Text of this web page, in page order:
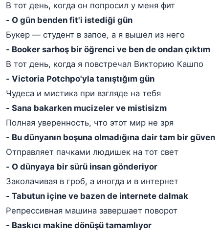
В тот день, когда он попросил у меня фит
- O gün benden fit'i istediği gün
Букер — студент в запое, а я вышел из него
- Booker sarhoş bir öğrenci ve ben de ondan çıktım
В тот день, когда я повстречал Викторию Кашпо
- Victoria Potchpo'yla tanıştığım gün
Чудеса и мистика при взгляде на тебя
- Sana bakarken mucizeler ve mistisizm
Полная уверенность, что этот мир не зря
- Bu dünyanın boşuna olmadığına dair tam bir güven
Отправляет пачками людишек на тот свет
- O dünyaya bir sürü insan gönderiyor
Заколачивая в гроб, а иногда и в интернет
- Tabutun içine ve bazen de internete dalmak
Репрессивная машина завершает поворот
- Baskıcı makine dönüşü tamamlıyor